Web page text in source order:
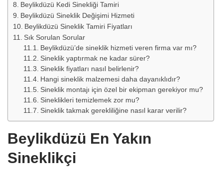
Beylikdüzü Kedi Sinekliği Tamiri
Beylikdüzü Sineklik Değişimi Hizmeti
Beylikdüzü Sineklik Tamiri Fiyatları
Sık Sorulan Sorular
Beylikdüzü’de sineklik hizmeti veren firma var mı?
Sineklik yaptırmak ne kadar sürer?
Sineklik fiyatları nasıl belirlenir?
Hangi sineklik malzemesi daha dayanıklıdır?
Sineklik montajı için özel bir ekipman gerekiyor mu?
Sineklikleri temizlemek zor mu?
Sineklik takmak gerekliliğine nasıl karar verilir?
Beylikdüzü En Yakın
Sineklikçi